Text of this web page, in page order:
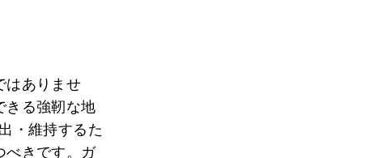
はありませ
きる強靭な地
・維持するた
べきです。ガ